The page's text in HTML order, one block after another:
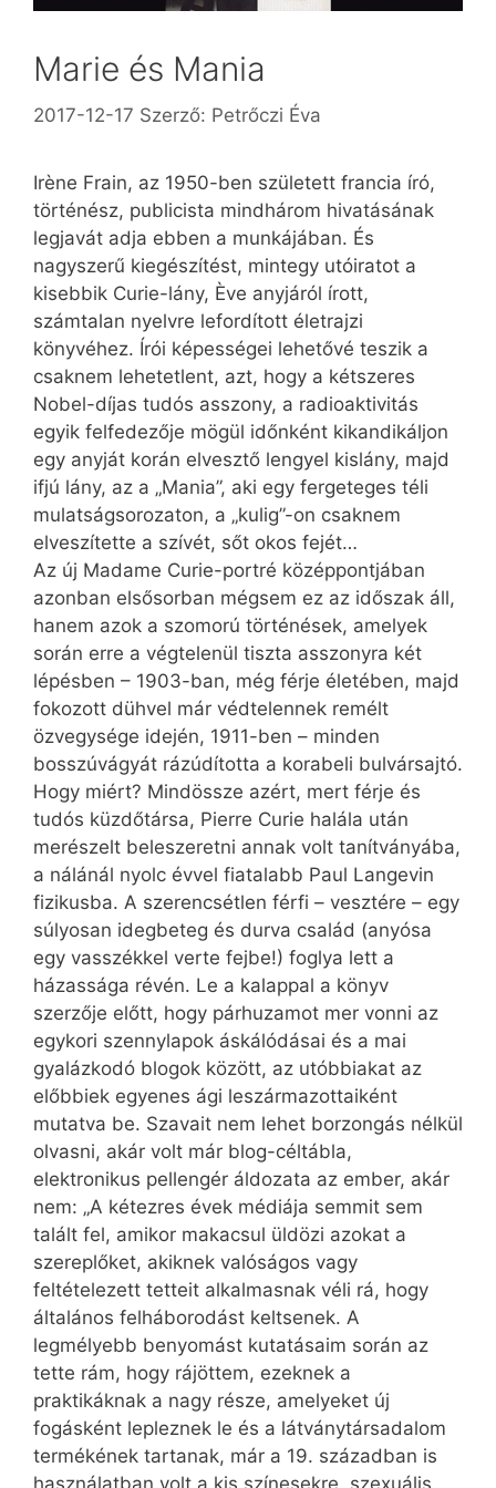
Marie és Mania
2017-12-17 Szerző: Petrőczi Éva
Irène Frain, az 1950-ben született francia író,
történész, publicista mindhárom hivatásának
legjavát adja ebben a munkájában. És
nagyszerű kiegészítést, mintegy utóiratot a
kisebbik Curie-lány, Ève anyjáról írott,
számtalan nyelvre lefordított életrajzi
könyvéhez. Írói képességei lehetővé teszik a
csaknem lehetetlent, azt, hogy a kétszeres
Nobel-díjas tudós asszony, a radioaktivitás
egyik felfedezője mögül időnként kikandikáljon
egy anyját korán elvesztő lengyel kislány, majd
ifjú lány, az a „Mania”, aki egy fergeteges téli
mulatságsorozaton, a „kulig”-on csaknem
elveszítette a szívét, sőt okos fejét…
Az új Madame Curie-portré középpontjában
azonban elsősorban mégsem ez az időszak áll,
hanem azok a szomorú történések, amelyek
során erre a végtelenül tiszta asszonyra két
lépésben – 1903-ban, még férje életében, majd
fokozott dühvel már védtelennek remélt
özvegysége idején, 1911-ben – minden
bosszúvágyát rázúdította a korabeli bulvársajtó.
Hogy miért? Mindössze azért, mert férje és
tudós küzdőtársa, Pierre Curie halála után
merészelt beleszeretni annak volt tanítványába,
a nálánál nyolc évvel fiatalabb Paul Langevin
fizikusba. A szerencsétlen férfi – vesztére – egy
súlyosan idegbeteg és durva család (anyósa
egy vasszékkel verte fejbe!) foglya lett a
házassága révén. Le a kalappal a könyv
szerzője előtt, hogy párhuzamot mer vonni az
egykori szennylapok áskálódásai és a mai
gyalázkodó blogok között, az utóbbiakat az
előbbiek egyenes ági leszármazottaiként
mutatva be. Szavait nem lehet borzongás nélkül
olvasni, akár volt már blog-céltábla,
elektronikus pellengér áldozata az ember, akár
nem: „A kétezres évek médiája semmit sem
talált fel, amikor makacsul üldözi azokat a
szereplőket, akiknek valóságos vagy
feltételezett tetteit alkalmasnak véli rá, hogy
általános felháborodást keltsenek. A
legmélyebb benyomást kutatásaim során az
tette rám, hogy rájöttem, ezeknek a
praktikáknak a nagy része, amelyeket új
fogásként lepleznek le és a látványtársadalom
termékének tartanak, már a 19. században is
használatban volt a kis színesekre, szexuális